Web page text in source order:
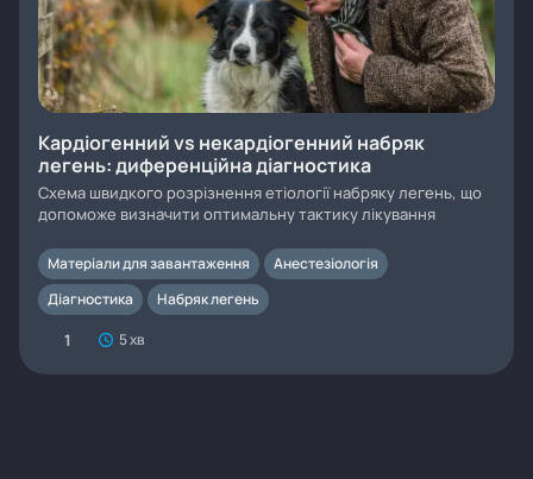
Кардіогенний vs некардіогенний набряк
легень: диференційна діагностика
Схема швидкого розрізнення етіології набряку легень, що
допоможе визначити оптимальну тактику лікування
Матеріали для завантаження
Анестезіологія
Діагностика
Набряк легень
1 5 хв